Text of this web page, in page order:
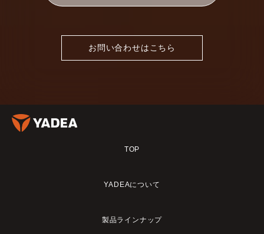
お問い合わせはこちら
TOP
YADEAについて
製品ラインナップ